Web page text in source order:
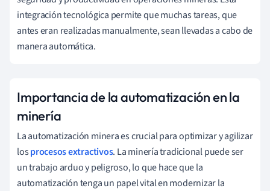
integración tecnológica permite que muchas tareas, que
antes eran realizadas manualmente, sean llevadas a cabo de
manera automática.
Importancia de la automatización en la
minería
La automatización minera es crucial para optimizar y agilizar
losprocesos extractivos. La minería tradicional puede ser
un trabajo arduo y peligroso, lo que hace que la
automatización tenga un papel vital en modernizar la